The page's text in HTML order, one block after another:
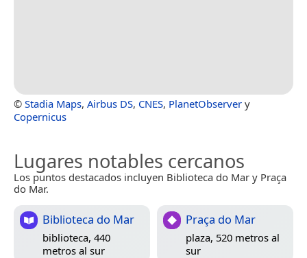
© Stadia Maps, Airbus DS, CNES, PlanetObserver y
Copernicus
Lugares notables cercanos
Los puntos destacados incluyen Biblioteca do Mar y Praça
do Mar.
Biblioteca do Mar
biblioteca, 440
metros al sur
Praça do Mar
plaza, 520 metros al
sur